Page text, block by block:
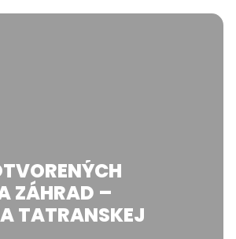
ZÁHRAD –
TATRANSKEJ